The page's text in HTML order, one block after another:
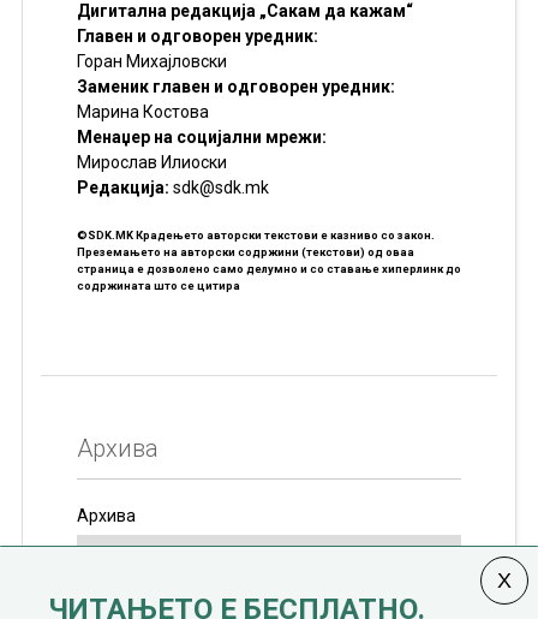
Дигитална редакција „Сакам да кажам“
Главен и одговорен уредник:
Горан Михајловски
Заменик главен и одговорен уредник:
Марина Костова
Менаџер на социјални мрежи:
Мирослав Илиоски
Редакцијa: sdk@sdk.mk
©SDK.MK Крадењето авторски текстови е казниво со закон.
Преземањето на авторски содржини (текстови) од оваа
страница е дозволено само делумно и со ставање хиперлинк до
содржината што се цитира
Архива
Архива
ЧИТАЊЕТО Е БЕСПЛАТНО.